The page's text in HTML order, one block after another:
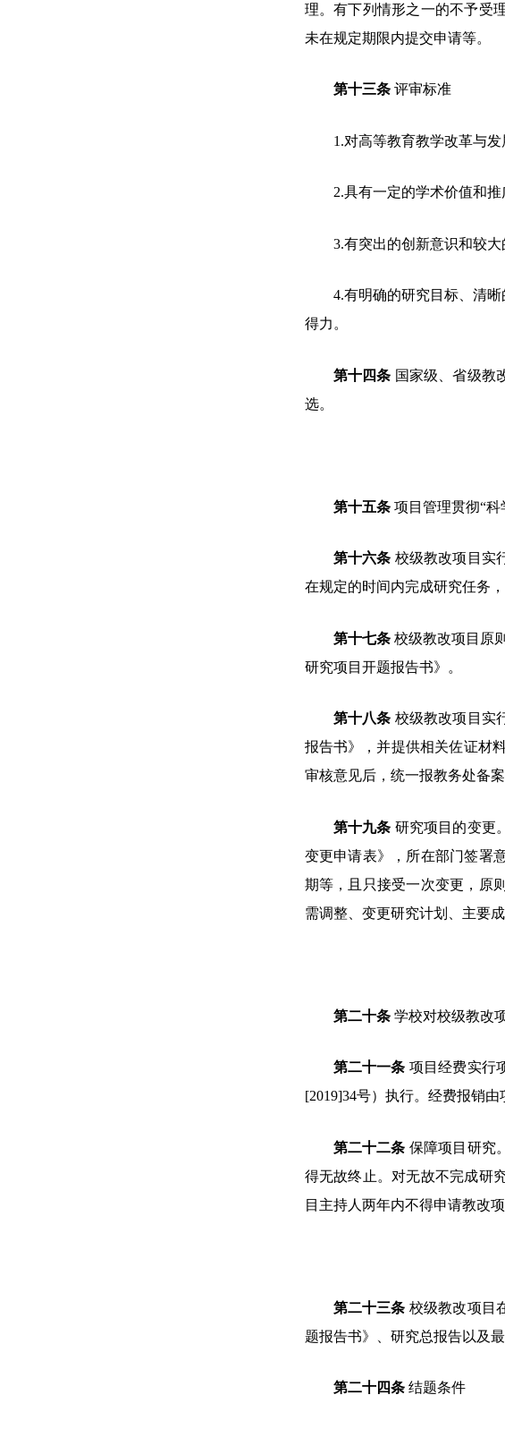
理。有下列情形之一的不予受
未在规定期限内提交申请等。
第十三条 评审标准
1.对高等教育教学改革与
2.具有一定的学术价值和
3.有突出的创新意识和较
4.有明确的研究目标、清
得力。
第十四条 国家级、省级教
选。
第十五条 项目管理贯彻“科
第十六条 校级教改项目实
在规定的时间内完成研究任务
第十七条 校级教改项目原
研究项目开题报告书》。
第十八条 校级教改项目实
报告书》，并提供相关佐证材
审核意见后，统一报教务处备案
第十九条 研究项目的变更
变更申请表》，所在部门签署
期等，且只接受一次变更，原
需调整、变更研究计划、主要
第二十条 学校对校级教改
第二十一条 项目经费实行
[2019]34号）执行。经费报销由
第二十二条 保障项目研究
得无故终止。对无故不完成研
目主持人两年内不得申请教改项
第二十三条 校级教改项目
题报告书》、研究总报告以及
第二十四条 结题条件